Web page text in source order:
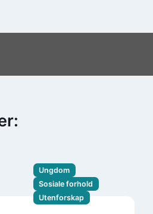
Ungdom
Sosiale forhold
Utenforskap